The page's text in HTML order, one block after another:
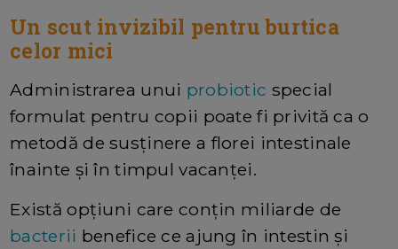
Un scut invizibil pentru burtica
celor mici
Administrarea unui probiotic special
formulat pentru copii poate fi privită ca o
metodă de susținere a florei intestinale
înainte și în timpul vacanței.
Există opțiuni care conțin miliarde de
bacterii benefice ce ajung în intestin și